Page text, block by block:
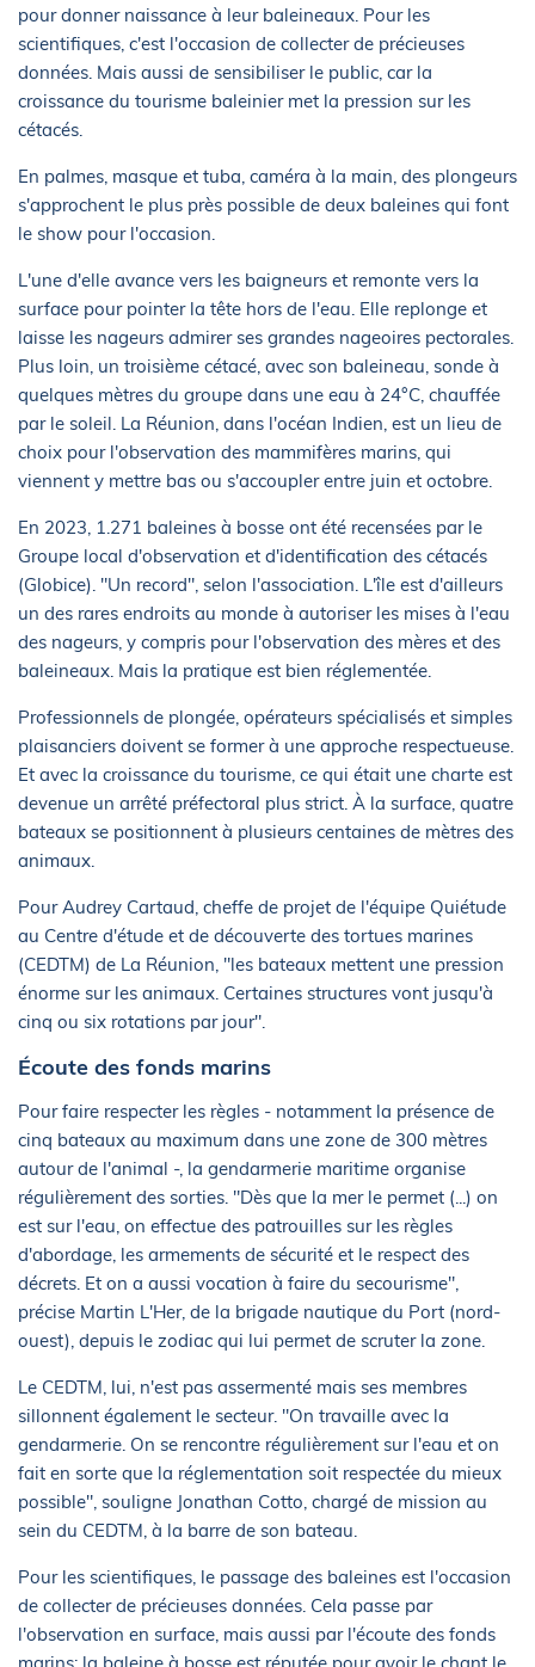
pour donner naissance à leur baleineaux. Pour les
scientifiques, c'est l'occasion de collecter de précieuses
données. Mais aussi de sensibiliser le public, car la
croissance du tourisme baleinier met la pression sur les
cétacés.
En palmes, masque et tuba, caméra à la main, des plongeurs
s'approchent le plus près possible de deux baleines qui font
le show pour l'occasion.
L'une d'elle avance vers les baigneurs et remonte vers la
surface pour pointer la tête hors de l'eau. Elle replonge et
laisse les nageurs admirer ses grandes nageoires pectorales.
Plus loin, un troisième cétacé, avec son baleineau, sonde à
quelques mètres du groupe dans une eau à 24°C, chauffée
par le soleil. La Réunion, dans l'océan Indien, est un lieu de
choix pour l'observation des mammifères marins, qui
viennent y mettre bas ou s'accoupler entre juin et octobre.
En 2023, 1.271 baleines à bosse ont été recensées par le
Groupe local d'observation et d'identification des cétacés
(Globice). "Un record", selon l'association. L'île est d'ailleurs
un des rares endroits au monde à autoriser les mises à l'eau
des nageurs, y compris pour l'observation des mères et des
baleineaux. Mais la pratique est bien réglementée.
Professionnels de plongée, opérateurs spécialisés et simples
plaisanciers doivent se former à une approche respectueuse.
Et avec la croissance du tourisme, ce qui était une charte est
devenue un arrêté préfectoral plus strict. À la surface, quatre
bateaux se positionnent à plusieurs centaines de mètres des
animaux.
Pour Audrey Cartaud, cheffe de projet de l'équipe Quiétude
au Centre d'étude et de découverte des tortues marines
(CEDTM) de La Réunion, "les bateaux mettent une pression
énorme sur les animaux. Certaines structures vont jusqu'à
cinq ou six rotations par jour".
Écoute des fonds marins
Pour faire respecter les règles - notamment la présence de
cinq bateaux au maximum dans une zone de 300 mètres
autour de l'animal -, la gendarmerie maritime organise
régulièrement des sorties. "Dès que la mer le permet (...) on
est sur l'eau, on effectue des patrouilles sur les règles
d'abordage, les armements de sécurité et le respect des
décrets. Et on a aussi vocation à faire du secourisme",
précise Martin L'Her, de la brigade nautique du Port (nord-
ouest), depuis le zodiac qui lui permet de scruter la zone.
Le CEDTM, lui, n'est pas assermenté mais ses membres
sillonnent également le secteur. "On travaille avec la
gendarmerie. On se rencontre régulièrement sur l'eau et on
fait en sorte que la réglementation soit respectée du mieux
possible", souligne Jonathan Cotto, chargé de mission au
sein du CEDTM, à la barre de son bateau.
Pour les scientifiques, le passage des baleines est l'occasion
de collecter de précieuses données. Cela passe par
l'observation en surface, mais aussi par l'écoute des fonds